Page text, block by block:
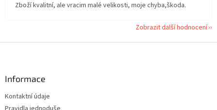
Zboží kvalitní, ale vracim malé velikosti, moje chyba,škoda.
Zobrazit další hodnocení
Informace
Kontaktní údaje